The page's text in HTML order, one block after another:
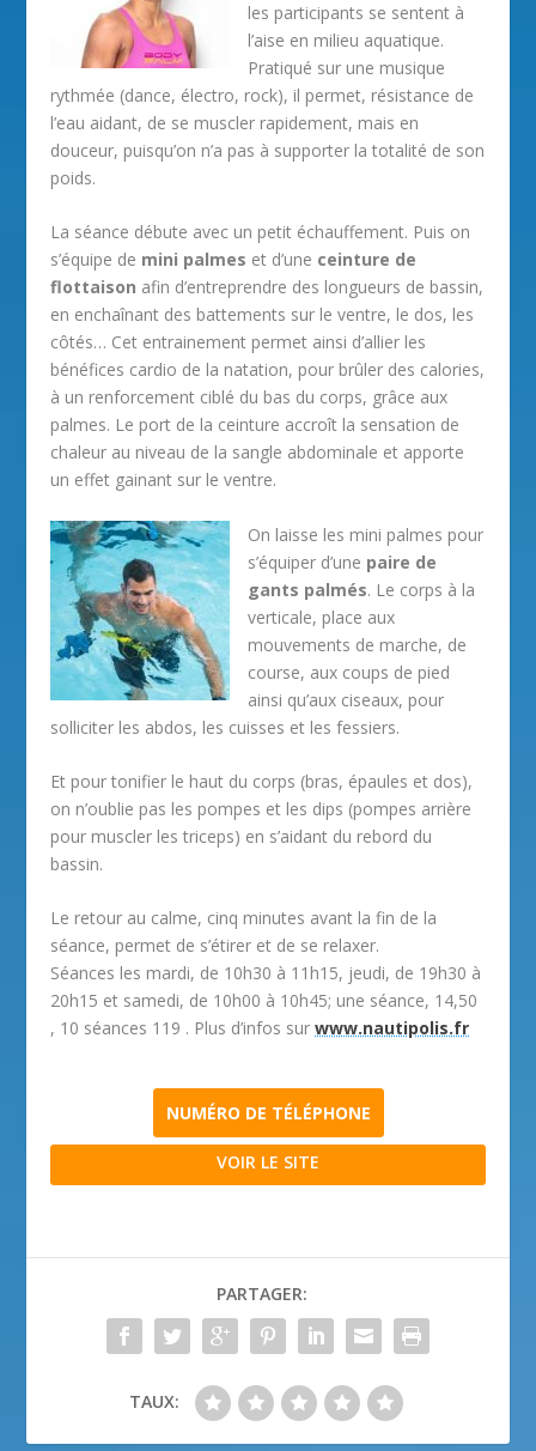
les participants se sentent à
l’aise en milieu aquatique.
Pratiqué sur une musique
rythmée (dance, électro, rock), il permet, résistance de
l’eau aidant, de se muscler rapidement, mais en
douceur, puisqu’on n’a pas à supporter la totalité de son
poids.
La séance débute avec un petit échauffement. Puis on
s’équipe de mini palmes et d’une ceinture de
flottaison afin d’entreprendre des longueurs de bassin,
en enchaînant des battements sur le ventre, le dos, les
côtés… Cet entrainement permet ainsi d’allier les
bénéfices cardio de la natation, pour brûler des calories,
à un renforcement ciblé du bas du corps, grâce aux
palmes. Le port de la ceinture accroît la sensation de
chaleur au niveau de la sangle abdominale et apporte
un effet gainant sur le ventre.
On laisse les mini palmes pour
s’équiper d’une paire de
gants palmés. Le corps à la
verticale, place aux
mouvements de marche, de
course, aux coups de pied
ainsi qu’aux ciseaux, pour
solliciter les abdos, les cuisses et les fessiers.
Et pour tonifier le haut du corps (bras, épaules et dos),
on n’oublie pas les pompes et les dips (pompes arrière
pour muscler les triceps) en s’aidant du rebord du
bassin.
Le retour au calme, cinq minutes avant la fin de la
séance, permet de s’étirer et de se relaxer.
Séances les mardi, de 10h30 à 11h15, jeudi, de 19h30 à
20h15 et samedi, de 10h00 à 10h45; une séance, 14,50
, 10 séances 119 . Plus d’infos surwww.nautipolis.fr
NUMÉRO DE TÉLÉPHONE
VOIR LE SITE
PARTAGER:
TAUX: